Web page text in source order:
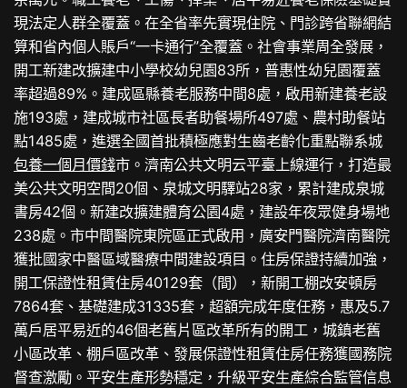
現法定人群全覆蓋。在全省率先實現住院、門診跨省聯網結
算和省內個人賬戶“一卡通行”全覆蓋。社會事業周全發展，
開工新建改擴建中小學校幼兒園83所，普惠性幼兒園覆蓋
率超過89%。建成區縣養老服務中間8處，啟用新建養老設
施193處，建成城市社區長者助餐場所497處、農村助餐站
點1485處，進選全國首批積極應對生齒老齡化重點聯系城
包養一個月價錢市。濟南公共文明云平臺上線運行，打造最
美公共文明空間20個、泉城文明驛站28家，累計建成泉城
書房42個。新建改擴建體育公園4處，建設年夜眾健身場地
238處。市中間醫院東院區正式啟用，廣安門醫院濟南醫院
獲批國家中醫區域醫療中間建設項目。住房保證持續加強，
開工保證性租賃住房40129套（間），新開工棚改安頓房
7864套、基礎建成31335套，超額完成年度任務，惠及5.7
萬戶居平易近的46個老舊片區改革所有的開工，城鎮老舊
小區改革、棚戶區改革、發展保證性租賃住房任務獲國務院
督查激勵。平安生產形勢穩定，升級平安生產綜合監管信息